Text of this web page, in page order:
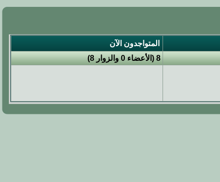
المتواجدون الآن
8 (الأعضاء 0 والزوار 8)